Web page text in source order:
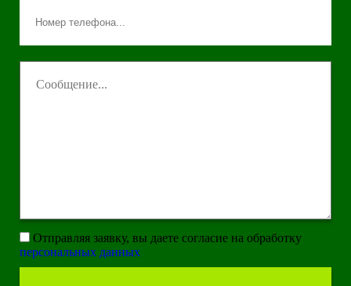
Отправляя заявку, вы даете согласие на обработку
персональных данных